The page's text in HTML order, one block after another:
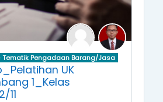
Tematik Pengadaan Barang/Jasa
UK
1_Kelas
11